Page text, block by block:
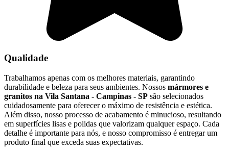
Qualidade
Trabalhamos apenas com os melhores materiais, garantindo
durabilidade e beleza para seus ambientes. Nossos mármores e
granitos na Vila Santana - Campinas - SP são selecionados
cuidadosamente para oferecer o máximo de resistência e estética.
Além disso, nosso processo de acabamento é minucioso, resultando
em superfícies lisas e polidas que valorizam qualquer espaço. Cada
detalhe é importante para nós, e nosso compromisso é entregar um
produto final que exceda suas expectativas.